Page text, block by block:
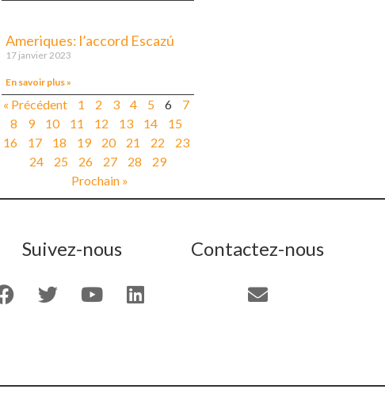
Ameriques: l’accord Escazú
17 janvier 2023
En savoir plus »
« Précédent 1 2 3 4 5 6
7
8
9 10 11 12 13 14
15
16
17 18 19 20 21 22
23
24
25 26 27 28
29
Prochain »
Suivez-nous Contactez-nous